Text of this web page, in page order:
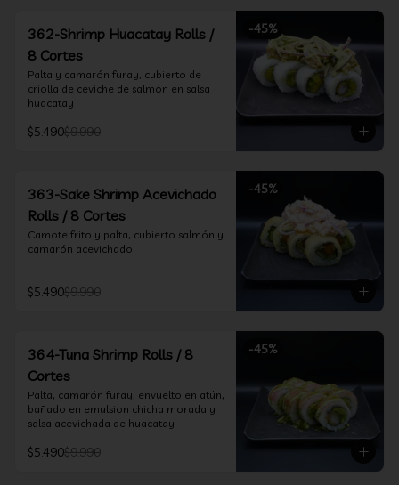
-45%
362-Shrimp Huacatay Rolls /
8 Cortes
Palta y camarón furay, cubierto de
criolla de ceviche de salmón en salsa
huacatay
$5.490$9.990
-45%
363-Sake Shrimp Acevichado
Rolls / 8 Cortes
Camote frito y palta, cubierto salmón y
camarón acevichado
$5.490$9.990
-45%
364-Tuna Shrimp Rolls / 8
Cortes
Palta, camarón furay, envuelto en atún,
bañado en emulsion chicha morada y
salsa acevichada de huacatay
$5.490$9.990